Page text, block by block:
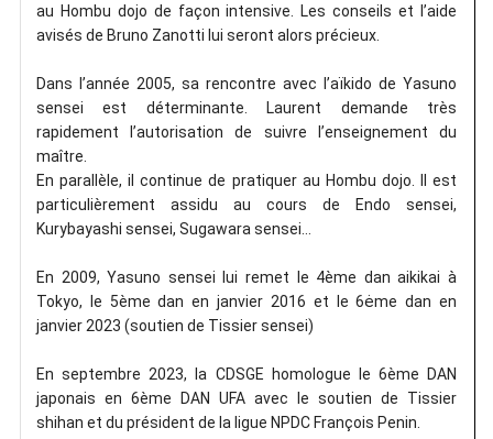
au Hombu dojo de façon intensive. Les conseils et l’aide
avisés de Bruno Zanotti lui seront alors précieux.
Dans l’année 2005, sa rencontre avec l’aïkido de Yasuno
sensei est déterminante. Laurent demande très
rapidement l’autorisation de suivre l’enseignement du
maître.
En parallèle, il continue de pratiquer au Hombu dojo. Il est
particulièrement assidu au cours de Endo sensei,
Kurybayashi sensei, Sugawara sensei…
En 2009, Yasuno sensei lui remet le 4ème dan aikikai à
Tokyo, le 5ème dan en janvier 2016 et le 6ėme dan en
janvier 2023 (soutien de Tissier sensei)
En septembre 2023, la CDSGE homologue le 6ème DAN
japonais en 6ème DAN UFA avec le soutien de Tissier
shihan et du président de la ligue NPDC François Penin.